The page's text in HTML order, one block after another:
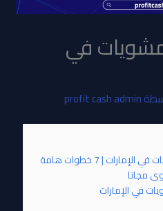
في
profit cash admin
| 7 خطوات هامة
مجانا
في الإمارات